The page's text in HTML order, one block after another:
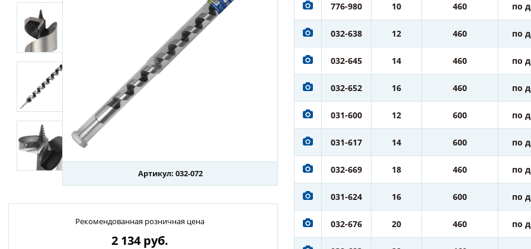
Артикул: 032-072
Рекомендованная розничная цена
2 134руб.
776-980 10 460 по
032-638 12 460 по
032-645 14 460 по
032-652 16 460 по
031-600 12 600 по
031-617 14 600 по
032-669 18 460 по
031-624 16 600 по
032-676 20 460 по